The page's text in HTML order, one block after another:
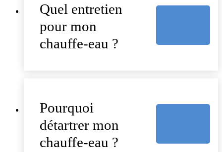
Quel entretien
pour mon
chauffe-eau ?
Pourquoi
détartrer mon
chauffe-eau ?